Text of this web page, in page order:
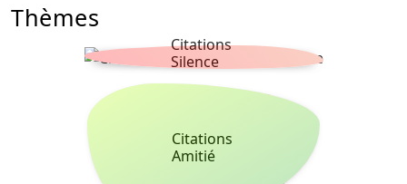
Thèmes
Citations
Silence
Citations
Amitié